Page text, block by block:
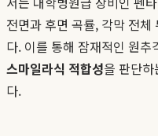
전면과 후면 곡률, 각막 전
다. 이를 통해 잠재적인 원
스마일라식 적합성을 판단
다.